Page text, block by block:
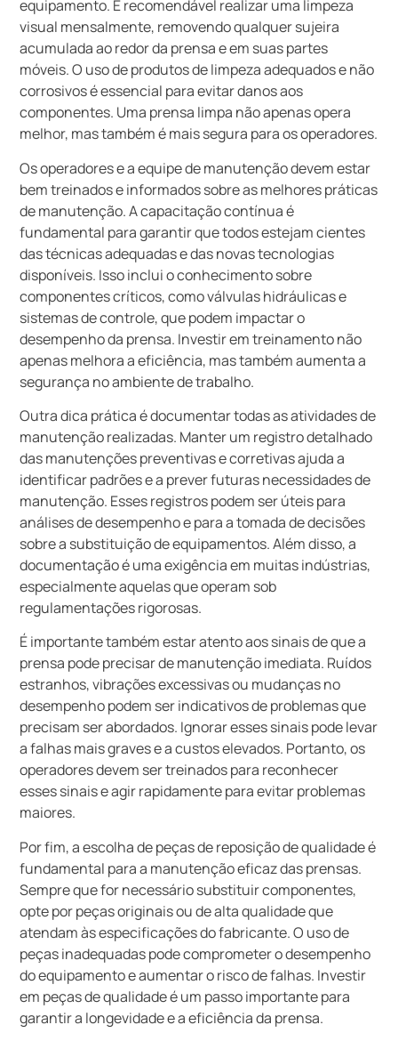
equipamento. É recomendável realizar uma limpeza
visual mensalmente, removendo qualquer sujeira
acumulada ao redor da prensa e em suas partes
móveis. O uso de produtos de limpeza adequados e não
corrosivos é essencial para evitar danos aos
componentes. Uma prensa limpa não apenas opera
melhor, mas também é mais segura para os operadores.
Os operadores e a equipe de manutenção devem estar
bem treinados e informados sobre as melhores práticas
de manutenção. A capacitação contínua é
fundamental para garantir que todos estejam cientes
das técnicas adequadas e das novas tecnologias
disponíveis. Isso inclui o conhecimento sobre
componentes críticos, como válvulas hidráulicas e
sistemas de controle, que podem impactar o
desempenho da prensa. Investir em treinamento não
apenas melhora a eficiência, mas também aumenta a
segurança no ambiente de trabalho.
Outra dica prática é documentar todas as atividades de
manutenção realizadas. Manter um registro detalhado
das manutenções preventivas e corretivas ajuda a
identificar padrões e a prever futuras necessidades de
manutenção. Esses registros podem ser úteis para
análises de desempenho e para a tomada de decisões
sobre a substituição de equipamentos. Além disso, a
documentação é uma exigência em muitas indústrias,
especialmente aquelas que operam sob
regulamentações rigorosas.
É importante também estar atento aos sinais de que a
prensa pode precisar de manutenção imediata. Ruídos
estranhos, vibrações excessivas ou mudanças no
desempenho podem ser indicativos de problemas que
precisam ser abordados. Ignorar esses sinais pode levar
a falhas mais graves e a custos elevados. Portanto, os
operadores devem ser treinados para reconhecer
esses sinais e agir rapidamente para evitar problemas
maiores.
Por fim, a escolha de peças de reposição de qualidade é
fundamental para a manutenção eficaz das prensas.
Sempre que for necessário substituir componentes,
opte por peças originais ou de alta qualidade que
atendam às especificações do fabricante. O uso de
peças inadequadas pode comprometer o desempenho
do equipamento e aumentar o risco de falhas. Investir
em peças de qualidade é um passo importante para
garantir a longevidade e a eficiência da prensa.